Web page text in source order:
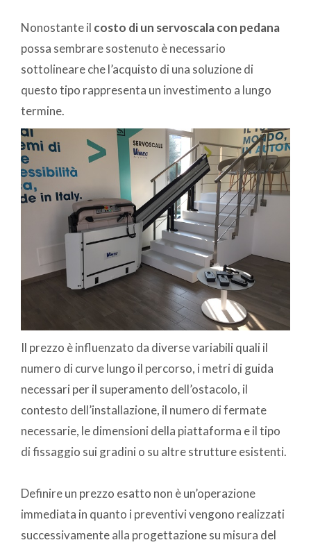
Nonostante il costo di un servoscala con pedana
possa sembrare sostenuto è necessario
sottolineare che l’acquisto di una soluzione di
questo tipo rappresenta un investimento a lungo
termine.
Il prezzo è influenzato da diverse variabili quali il
numero di curve lungo il percorso, i metri di guida
necessari per il superamento dell’ostacolo, il
contesto dell’installazione, il numero di fermate
necessarie, le dimensioni della piattaforma e il tipo
di fissaggio sui gradini o su altre strutture esistenti.
Definire un prezzo esatto non è un’operazione
immediata in quanto i preventivi vengono realizzati
successivamente alla progettazione su misura del